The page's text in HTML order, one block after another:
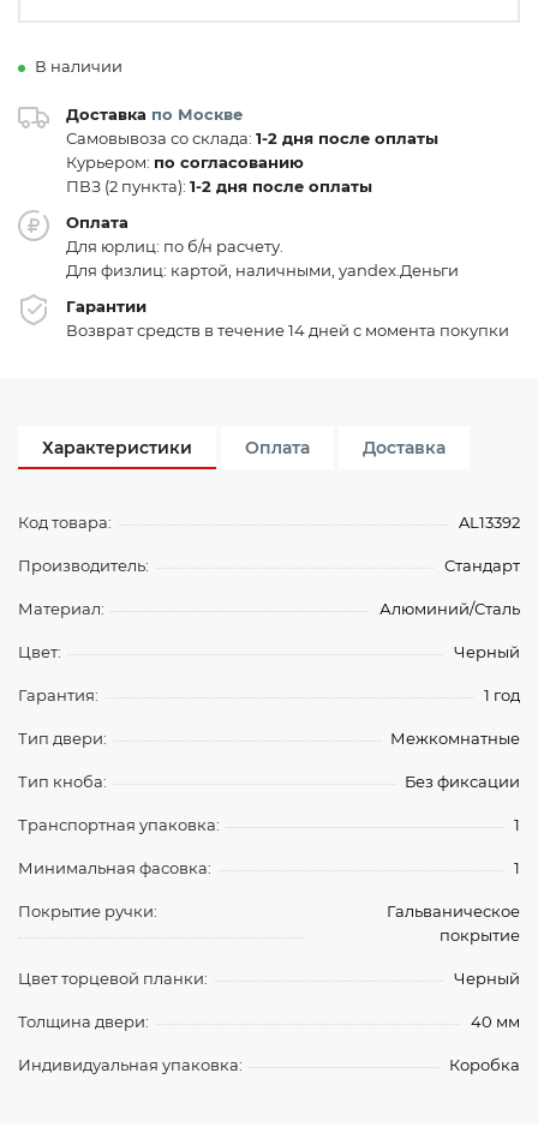
В наличии
Доставка по Москве
Самовывоза со склада: 1-2 дня после оплаты
Курьером: по согласованию
ПВЗ (2 пункта): 1-2 дня после оплаты
Оплата
Для юрлиц: по б/н расчету.
Для физлиц: картой, наличными, yandex.Деньги
Гарантии
Возврат средств в течение 14 дней с момента покупки
Характеристики Оплата Доставка
Код товара: AL13392
Производитель: Стандарт
Материал: Алюминий/Сталь
Цвет: Черный
Гарантия: 1 год
Тип двери: Межкомнатные
Тип кноба: Без фиксации
Транспортная упаковка: 1
Минимальная фасовка: 1
Покрытие ручки:
Гальваническое
покрытие
Цвет торцевой планки: Черный
Толщина двери: 40 мм
Индивидуальная упаковка: Коробка